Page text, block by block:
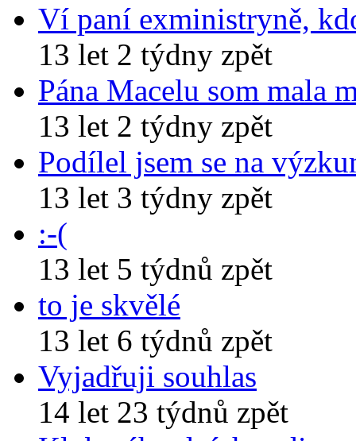
Ví paní exministryně,
13 let 2 týdny zpět
Pána Macelu som mala
13 let 2 týdny zpět
Podílel jsem se na
13 let 3 týdny zpět
:-(
13 let 5 týdnů zpět
to je skvělé
13 let 6 týdnů zpět
Vyjadřuji souhlas
14 let 23 týdnů zpět